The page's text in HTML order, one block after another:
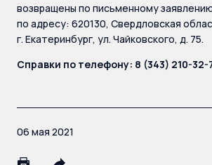
возвращены по письменному
по адресу: 620130, Свердловская
г. Екатеринбург, ул. Чайковского, д. 75.
Справки по телефону: 8 (343) 210-32-
06 мая 2021